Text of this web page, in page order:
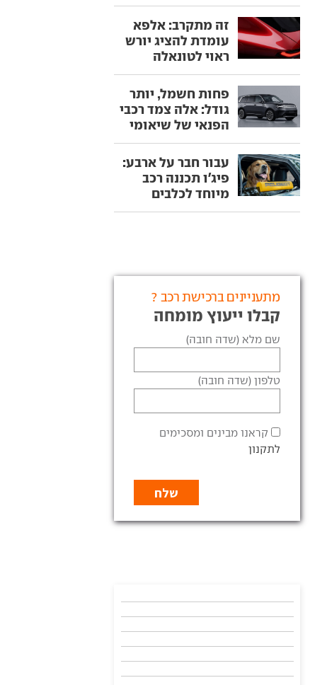
זה מתקרב: אלפא
עומדת להציג יורש
ראוי לטונאלה
פחות חשמל, יותר
גודל: אלה צמד רכבי
הפנאי של שיאומי
עבור חבר על ארבע:
פיג'ו תכננה רכב
מיוחד לכלבים
מתעניינים ברכישת רכב ?
קבלו ייעוץ מומחה
שם מלא (שדה חובה)
טלפון (שדה חובה)
קראנו מבינים ומסכימים
לתקנון